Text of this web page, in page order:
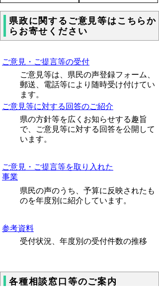
県政に関するご意見等はこちらか
らお寄せください
ご意見・ご提言等の受付
ご意見等は、県民の声登録フォーム、
郵送、電話等により随時受け付けてい
ます。
ご意見等に対する回答のご紹介
県の方針等を広くお知らせする趣旨
で、ご意見等に対する回答を公開して
います。
ご意見・ご提言等を取り入れた
事業
県民の声のうち、予算に反映されたも
のを年度別に紹介しています。
参考資料
受付状況、年度別の受付件数の推移
各種相談窓口等のご案内